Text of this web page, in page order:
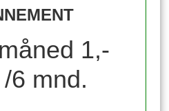
1,-
6 mnd.